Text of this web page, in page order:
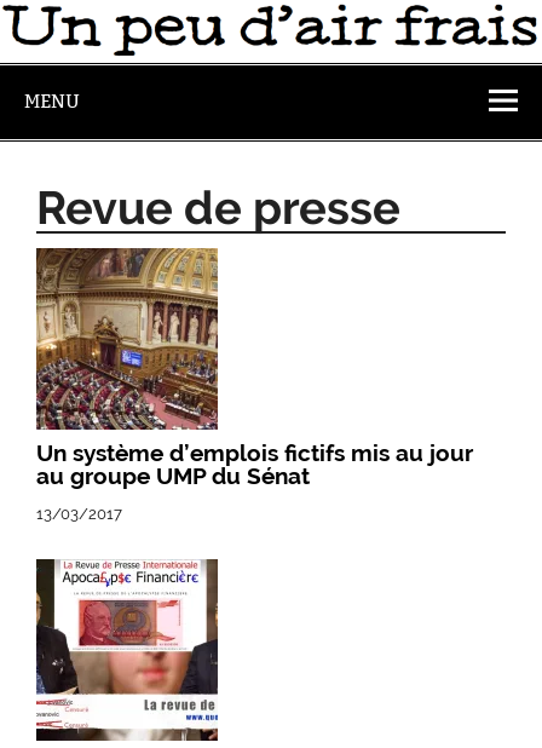
MENU
Revue de presse
Un système d’emplois fictifs mis au jour
au groupe UMP du Sénat
13/03/2017